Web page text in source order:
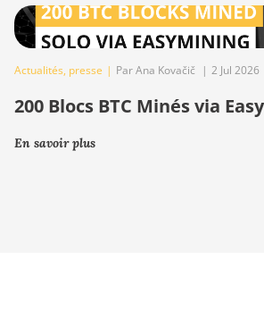
Actualités, presse | Par Ana Kovačič | 2 Jul 2026
200 Blocs BTC Minés via
En savoir plus